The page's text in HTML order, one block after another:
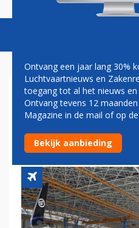
BOEING
HONDERDSTE
767 AF
Ontvang een jaar lang 30%
Luchtvaartnieuws en
toegang tot al het nieuws
Ontvang tevens 12
Magazine in de mail of op
Bekijk aanbieding